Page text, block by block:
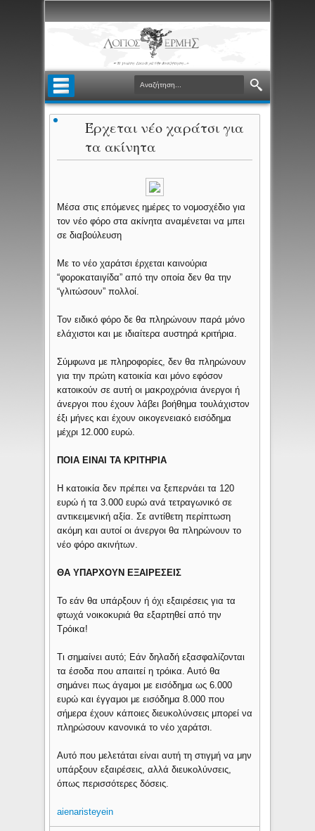
Έρχεται νέο χαράτσι για
τα ακίνητα
Μέσα στις επόμενες ημέρες το νομοσχέδιο για
τον νέο φόρο στα ακίνητα αναμένεται να μπει
σε διαβούλευση
Με το νέο χαράτσι έρχεται καινούρια
“φοροκαταιγίδα” από την οποία δεν θα την
“γλιτώσουν” πολλοί.
Τον ειδικό φόρο δε θα πληρώνουν παρά μόνο
ελάχιστοι και με ιδιαίτερα αυστηρά κριτήρια.
Σύμφωνα με πληροφορίες, δεν θα πληρώνουν
για την πρώτη κατοικία και μόνο εφόσον
κατοικούν σε αυτή οι μακροχρόνια άνεργοι ή
άνεργοι που έχουν λάβει βοήθημα τουλάχιστον
έξι μήνες και έχουν οικογενειακό εισόδημα
μέχρι 12.000 ευρώ.
ΠΟΙΑ ΕΙΝΑΙ ΤΑ ΚΡΙΤΗΡΙΑ
Η κατοικία δεν πρέπει να ξεπερνάει τα 120
ευρώ ή τα 3.000 ευρώ ανά τετραγωνικό σε
αντικειμενική αξία. Σε αντίθετη περίπτωση
ακόμη και αυτοί οι άνεργοι θα πληρώνουν το
νέο φόρο ακινήτων.
ΘΑ ΥΠΑΡΧΟΥΝ ΕΞΑΙΡΕΣΕΙΣ
Το εάν θα υπάρξουν ή όχι εξαιρέσεις για τα
φτωχά νοικοκυριά θα εξαρτηθεί από την
Τρόικα!
Τι σημαίνει αυτό; Εάν δηλαδή εξασφαλίζονται
τα έσοδα που απαιτεί η τρόικα. Αυτό θα
σημάνει πως άγαμοι με εισόδημα ως 6.000
ευρώ και έγγαμοι με εισόδημα 8.000 που
σήμερα έχουν κάποιες διευκολύνσεις μπορεί να
πληρώσουν κανονικά το νέο χαράτσι.
Αυτό που μελετάται είναι αυτή τη στιγμή να μην
υπάρξουν εξαιρέσεις, αλλά διευκολύνσεις,
όπως περισσότερες δόσεις.
aienaristeyein